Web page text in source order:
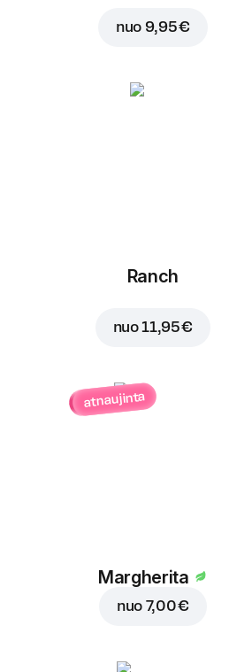
nuo 9,95 €
Ranch
nuo11,95 €
atnaujinta
Margherita
nuo 7,00 €